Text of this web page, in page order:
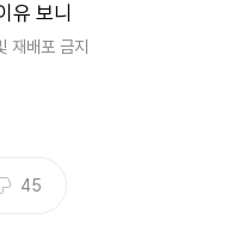
유 보니
배포 금지
45